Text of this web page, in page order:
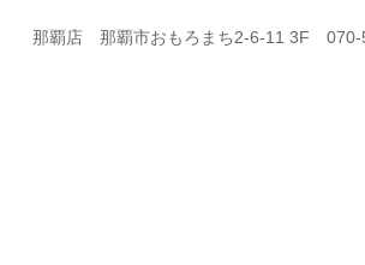
那覇店 那覇市おもろまち2-6-11 3F 070-